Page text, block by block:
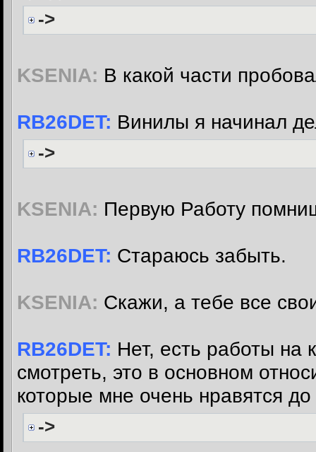
->
KSENIA: В какой части
RB26DET: Винилы я начинал
->
KSENIA: Первую Работу
RB26DET: Стараюсь забыть.
KSENIA: Скажи, а тебе все
RB26DET: Нет, есть работы на
смотреть, это в основном
которые мне очень нравятся
->